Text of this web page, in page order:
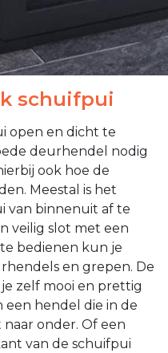
schuifpui
open en dicht te
deurhendel nodig
ook hoe de
Meestal is het
van binnenuit af te
veilig slot met een
bedienen kun je
en grepen. De
zelf mooi en prettig
een hendel die in de
naar onder. Of een
van de schuifpui